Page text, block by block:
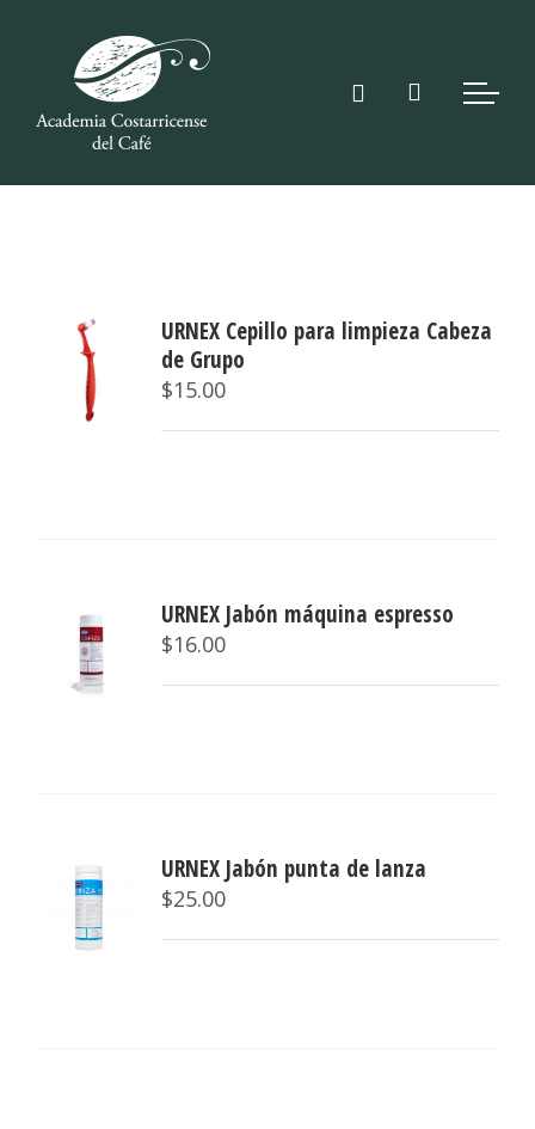
contenido
AÑADIR
AL
URNEX Cepillo para limpieza Cabeza
de Grupo
$15.00
AL
CARRITO
URNEX Jabón máquina espresso
$16.00
AL
URNEX Jabón punta de lanza
$25.00